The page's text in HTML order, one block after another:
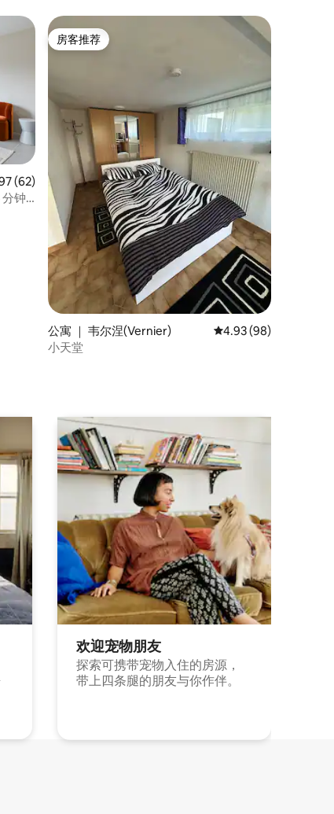
分 4.97 分（满分 5 分），共 62 条评价
(62)
钟 •
房客推荐
房客推荐
公寓 ｜ 韦尔涅(Vernier) 平均评分 4.93 分（满
4.93 (98)
小天堂
欢迎宠物朋友
探索可携带宠物入住的房源，
带上四条腿的朋友与你作伴。